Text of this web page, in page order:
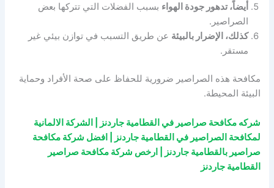
أيضاً، تدهور جودة الهواء بسبب الفضلات التي تتركها بعض
الصراصير.
كذلك، الإضرار بالبيئة عن طريق التسبب في توازن بيئي غير
مستقر.
مكافحة هذه الصراصير ضرورية للحفاظ على صحة الأفراد وحماية
البيئة المحيطة.
شركه مكافحة صراصير في القطامية جاردنز | الشركة الالمانية
لمكافحة الصراصير في القطامية جاردنز | افضل شركة مكافحة
صراصير بالقطامية جاردنز | ارخص شركة مكافحة صراصير
القطامية جاردنز